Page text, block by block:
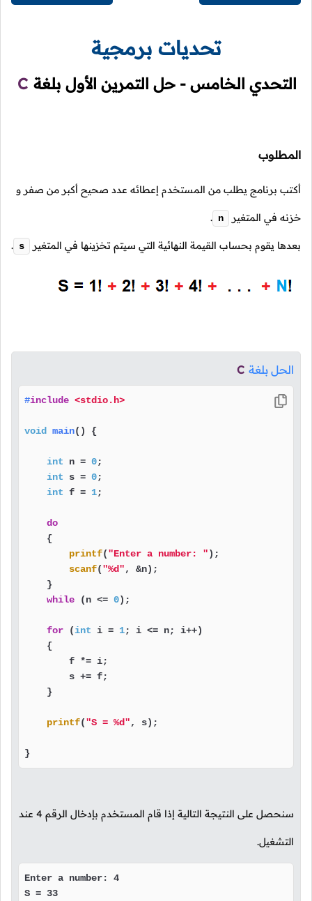
تحديات برمجية
التحدي الخامس - حل التمرين الأول بلغة C
المطلوب
أكتب برنامج يطلب من المستخدم إعطائه عدد صحيح أكبر من صفر و
خزنه في المتغير n
.
بعدها يقوم بحساب القيمة النهائية التي سيتم تخزينها في المتغير s
.
الحل بلغة C
#include <stdio.h>
void main() {
int n = 0;
int s = 0;
int f = 1;
do
    {
printf("Enter a number: ");
scanf("%d", &n);
    }
while (n <= 0);
for (int i = 1; i <= n; i++)
    {
        f *= i;
        s += f;
    }
printf("S = %d", s);
}
سنحصل على النتيجة التالية إذا قام المستخدم بإدخال الرقم 4 عند
التشغيل.
Enter a number: 4
S = 33